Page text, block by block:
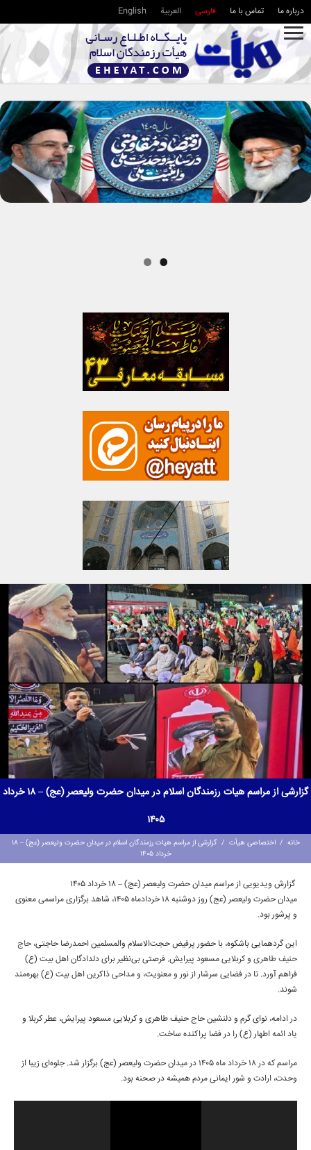
درباره ما تماس با ما فارسی العربية English
گزارشی از مراسم هیات رزمندگان اسلام در میدان حضرت ولیعصر (عج) – ۱۸ خرداد
۱۴۰۵
خانه / اختصاصی هیأت /
گزارشی از مراسم هیات رزمندگان اسلام در میدان حضرت ولیعصر (عج) – ۱۸
خرداد ۱۴۰۵
گزارش ویدیویی از مراسم میدان حضرت ولیعصر (عج) – ۱۸ خرداد ۱۴۰۵
میدان حضرت ولیعصر (عج) روز دوشنبه ۱۸ خردادماه ۱۴۰۵، شاهد برگزاری مراسمی معنوی
و پرشور بود.
این گردهمایی باشکوه، با حضور پرفیض حجت‌الاسلام والمسلمین احمدرضا حاجتی، حاج
حنیف طاهری و کربلایی مسعود پیرایش. فرصتی بی‌نظیر برای دلدادگان اهل بیت (ع)
فراهم آورد. تا در فضایی سرشار از نور و معنویت، و مداحی ذاکرین اهل بیت (ع) بهره‌مند
شوند.
در ادامه، نوای گرم و دلنشین حاج حنیف طاهری و کربلایی مسعود پیرایش، عطر کربلا و
یاد ائمه اطهار (ع) را در فضا پراکنده ساخت.
مراسم که در ۱۸ خرداد ماه ۱۴۰۵ در میدان حضرت ولیعصر (عج) برگزار شد. جلوه‌ای زیبا از
وحدت، ارادت و شور ایمانی مردم همیشه در صحنه بود.